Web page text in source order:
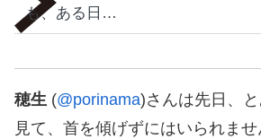
も、ある日…
穂生 (@porinama)さんは先日、
見て、首を傾げずにはいられませ